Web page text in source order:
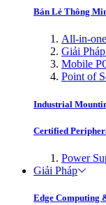
Bán Lẻ Thông
All-in-
Giải
Mobile
Point of
Industrial
Certified
Power
Giải Pháp
Edge Computing